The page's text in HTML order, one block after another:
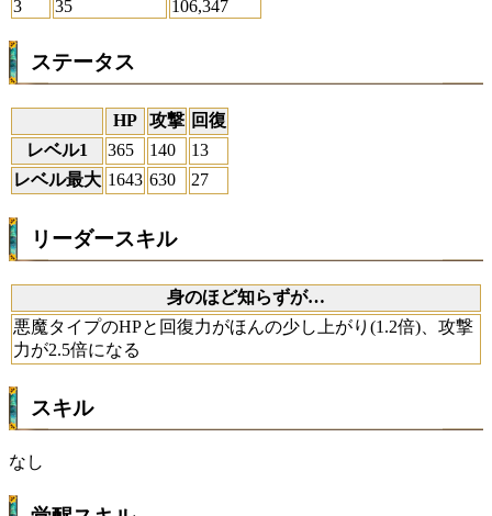
3
35 106,347
ステータス
HP 攻撃 回復
レベル1
365 140
13
レベル最大 1643 630 27
リーダースキル
身のほど知らずが…
悪魔タイプのHPと回復力がほんの少し上がり(1.2倍)、攻撃
力が2.5倍になる
スキル
なし